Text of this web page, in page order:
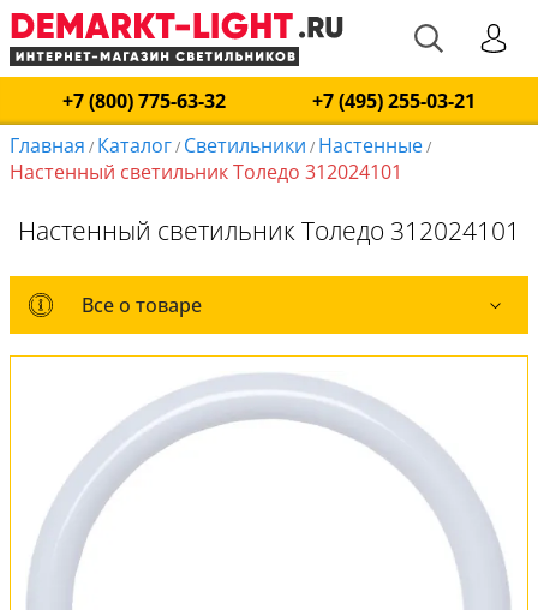
+7 (800) 775-63-32
+7 (495) 255-03-21
Главная / Каталог/ Светильники / Настенные/
Настенный светильник Толедо 312024101
Настенный светильник Толедо 312024101
Все о товаре
Все о товаре
Комплект лампочек
Вся коллекция
Оплата и доставка